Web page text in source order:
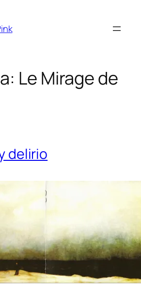
Le Mirage de
delirio